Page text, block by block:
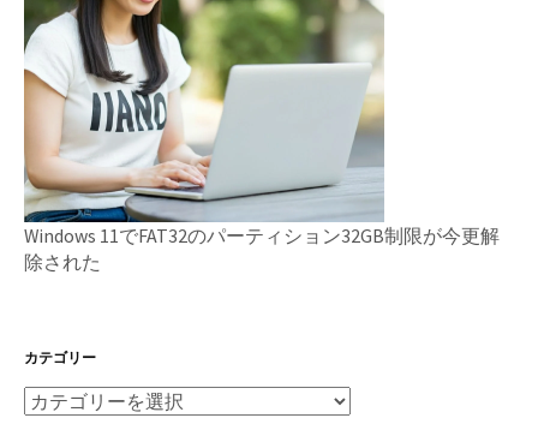
Windows 11でFAT32のパーティション32GB制限が今更解
除された
カテゴリー